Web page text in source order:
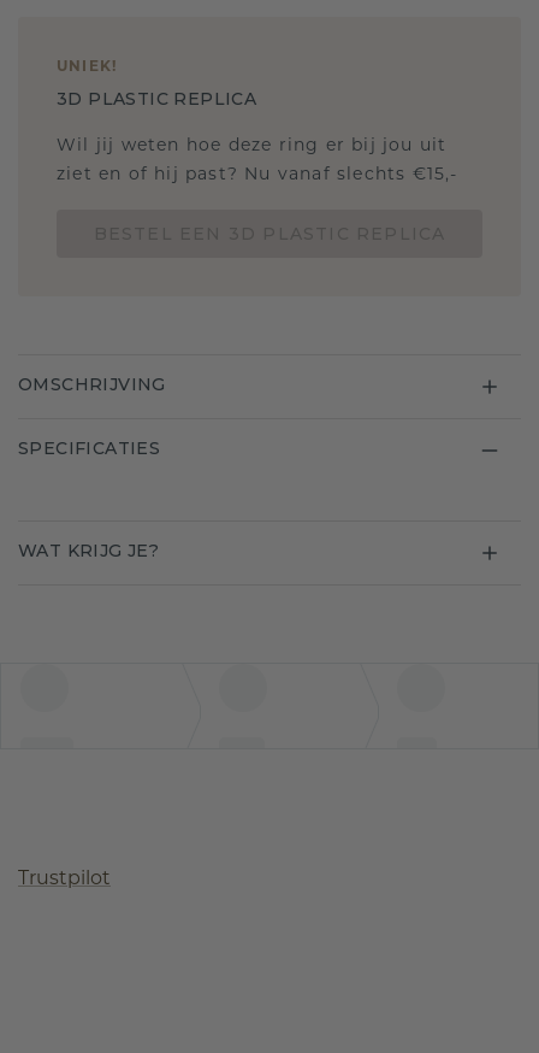
UNIEK!
3D PLASTIC REPLICA
Wil jij weten hoe deze ring er bij jou uit
ziet en of hij past? Nu vanaf slechts €15,-
OMSCHRIJVING
SPECIFICATIES
WAT KRIJG JE?
Trustpilot